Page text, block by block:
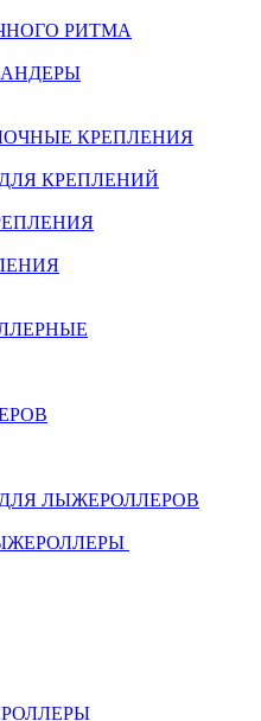
РИТМА
КРЕПЛЕНИЯ
КРЕПЛЕНИЙ
ЛЫЖЕРОЛЛЕРОВ